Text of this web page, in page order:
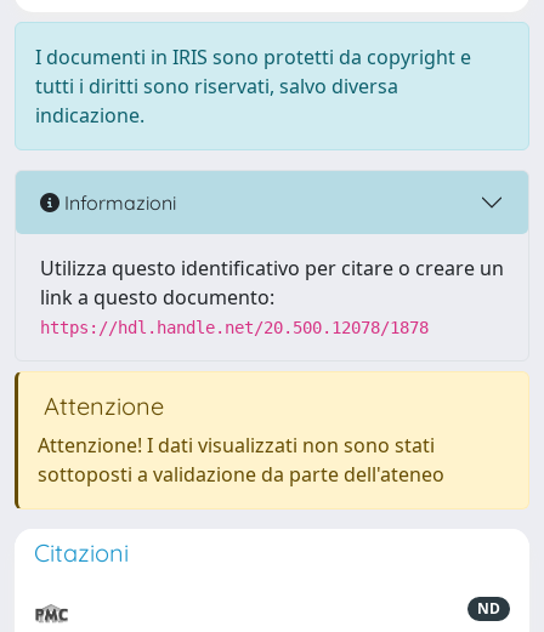
I documenti in IRIS sono protetti da copyright e
tutti i diritti sono riservati, salvo diversa
indicazione.
Informazioni
Utilizza questo identificativo per citare o creare un
link a questo documento:
https://hdl.handle.net/20.500.12078/1878
Attenzione
Attenzione! I dati visualizzati non sono stati
sottoposti a validazione da parte dell'ateneo
Citazioni
ND